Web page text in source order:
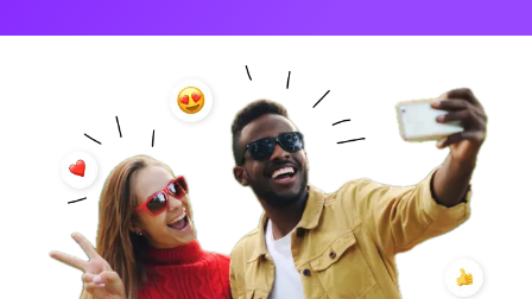
compte. Mais si les défis sont individuels, l’énergie
est résolument collective 💥 On partage ses
séances, ses progrès, ses galères et ses victoires.
Les plus expérimentés peuvent donner des conseils,
les débutants trouvent de la motivation, et chacun
inspire les autres à se dépasser. Ici, pas besoin d’être
un athlète confirmé : l’objectif est de prendre du
plaisir en bougeant, de découvrir, d’apprendre… et
de faire avancer le groupe grâce à ses propres
efforts. Un challenge où chacun progresse pour soi,
mais jamais tout seul 💪